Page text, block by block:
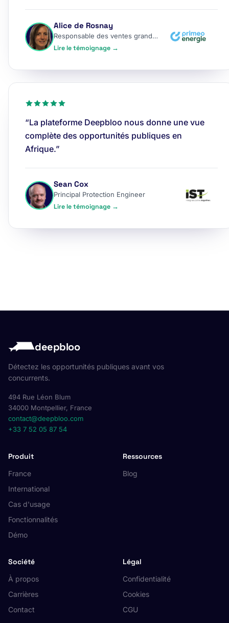
Alice de Rosnay
Responsable des ventes grands comptes
Lire le témoignage →
“La plateforme Deepbloo nous donne une vue
complète des opportunités publiques en
Afrique.”
Sean Cox
Principal Protection Engineer
Lire le témoignage →
deepbloo
Détectez les opportunités publiques avant vos
concurrents.
494 Rue Léon Blum
34000 Montpellier, France
contact@deepbloo.com
+33 7 52 05 87 54
Produit
France
International
Cas d'usage
Fonctionnalités
Démo
Ressources
Blog
Société
À propos
Carrières
Contact
Légal
Confidentialité
Cookies
CGU